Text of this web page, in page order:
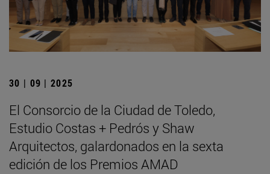
30 | 09 | 2025
El Consorcio de la Ciudad de Toledo,
Estudio Costas + Pedrós y Shaw
Arquitectos, galardonados en la sexta
edición de los Premios AMAD